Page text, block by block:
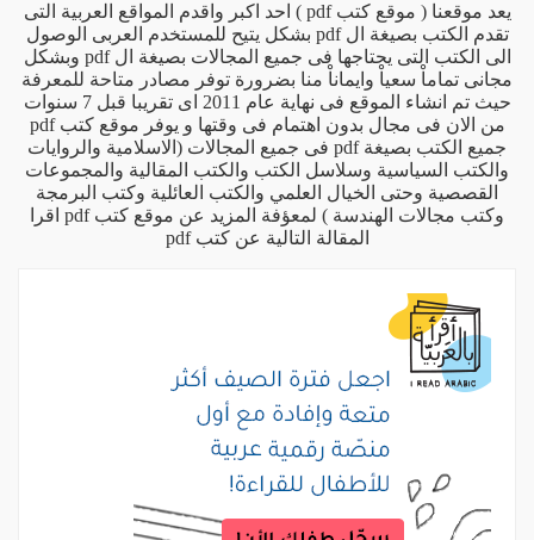
يعد موقعنا ( موقع كتب pdf ) احد اكبر واقدم المواقع العربية التى
تقدم الكتب بصيغة ال pdf بشكل يتيح للمستخدم العربى الوصول
الى الكتب التى يحتاجها فى جميع المجالات بصيغة ال pdf وبشكل
مجانى تماماْ سعياْ وايماناْ منا بضرورة توفر مصادر متاحة للمعرفة
حيث تم انشاء الموقع فى نهاية عام 2011 اى تقريبا قبل 7 سنوات
من الان فى مجال بدون اهتمام فى وقتها و يوفر موقع كتب pdf
جميع الكتب بصيغة pdf فى جميع المجالات (الاسلامية والروايات
والكتب السياسية وسلاسل الكتب والكتب المقالية والمجموعات
القصصية وحتى الخيال العلمي والكتب العائلية وكتب البرمجة
وكتب مجالات الهندسة ) لمعؤفة المزيد عن موقع كتب pdf اقرا
المقالة التالية عن كتب pdf